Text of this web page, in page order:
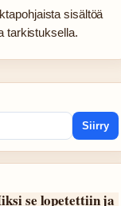
sisältöä
tarkistuksella.
Siirry
se lopetettiin ja